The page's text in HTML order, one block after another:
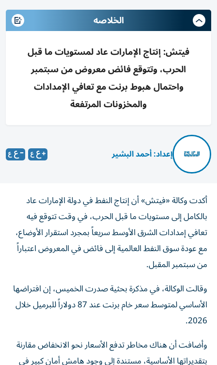
الخلاصه
فيتش: إنتاج الإمارات عاد لمستويات ما قبل
الحرب، وتتوقع فائض معروض من سبتمبر
واحتمال هبوط برنت مع تعافي الإمدادات
والمخزونات المرتفعة
إعداد: أحمد البشير
أكدت وكالة «فيتش» أن إنتاج النفط في دولة الإمارات عاد
بالكامل إلى مستويات ما قبل الحرب، في وقت تتوقع فيه
تعافي إمدادات الشرق الأوسط سريعاً بمجرد استقرار الأوضاع،
مع عودة سوق النفط العالمية إلى فائض في المعروض اعتباراً
من سبتمبر المقبل.
وقالت الوكالة، في مذكرة بحثية صدرت الخميس، إن افتراضها
الأساسي لمتوسط سعر خام برنت عند 87 دولاراً للبرميل خلال
2026.
وأضافت أن هناك مخاطر تدفع الأسعار نحو الانخفاض مقارنة
بتقديراتها الأساسية، مستندة إلى وجود هامش أمان كبير في